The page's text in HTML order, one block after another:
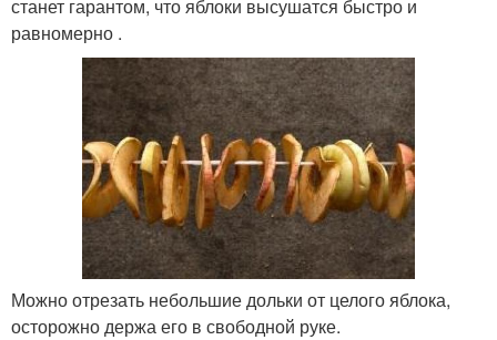
станет гарантом, что яблоки высушатся быстро и
равномерно .
Можно отрезать небольшие дольки от целого яблока,
осторожно держа его в свободной руке.